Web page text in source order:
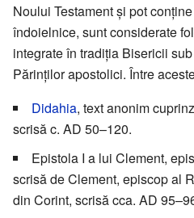
Noului Testament şi pot
îndoielnice, sunt considerate
integrate în tradiţia Bisericii
Părinţilor apostolici. Între
Didahia, text anonim
scrisă c. AD 50–120.
Epistola I a lui Clement,
scrisă de Clement, episcop al
din Corint, scrisă cca. AD